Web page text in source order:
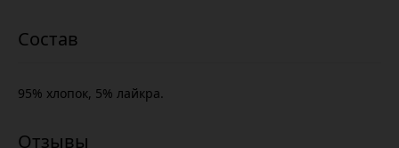
95% хлопок, 5% лайкра.